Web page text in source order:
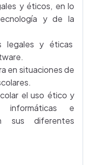
y éticos, en lo
y de la
legales y éticas
en situaciones de
el uso ético y
e
sus diferentes